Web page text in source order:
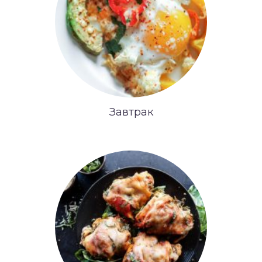
Завтрак